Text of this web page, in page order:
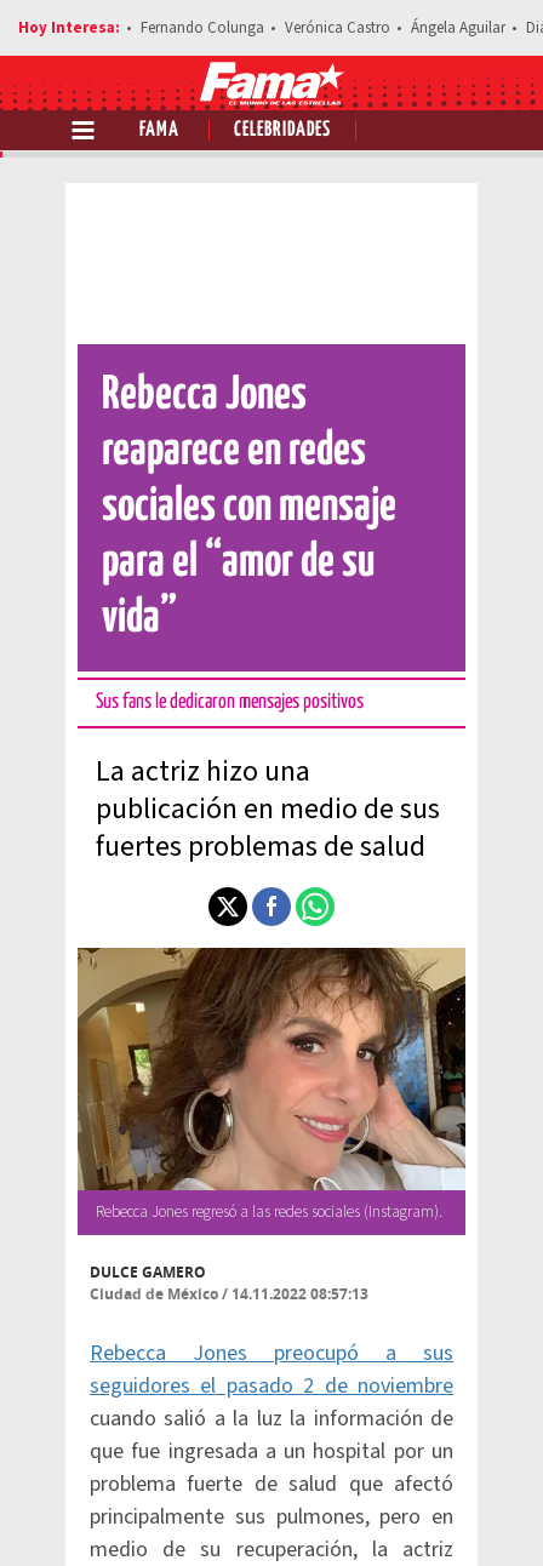
Fernando Colunga Verónica Castro Ángela Aguilar
FAMA CELEBRIDADES
Comparte esta noticia
Rebecca Jones
reaparece en redes
sociales con mensaje
para el “amor de su
vida”
Sus fans le dedicaron mensajes positivos
La actriz hizo una
publicación en medio de sus
fuertes problemas de salud
Rebecca Jones regresó a las redes sociales (Instagram).
DULCE GAMERO
Ciudad de México/ 14.11.2022 08:57:13
Rebecca Jones preocupó a sus
seguidores el pasado 2 de noviembre
cuando salió a la luz la información de
que fue ingresada a un hospital por un
problema fuerte de salud que afectó
principalmente sus pulmones, pero en
medio de su recuperación, la actriz